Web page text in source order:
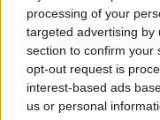
processing of your
targeted advertising by
section to confirm your
opt-out request is
interest-based ads
us or personal
stilata dall'Unione
relativi all'inflazione media
In testa c'è Bolzano,
essendo solo la terza più
traduce nella maggior
una famiglia media, a